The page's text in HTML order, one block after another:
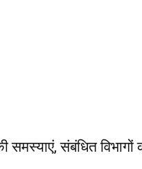
संबंधित विभागों